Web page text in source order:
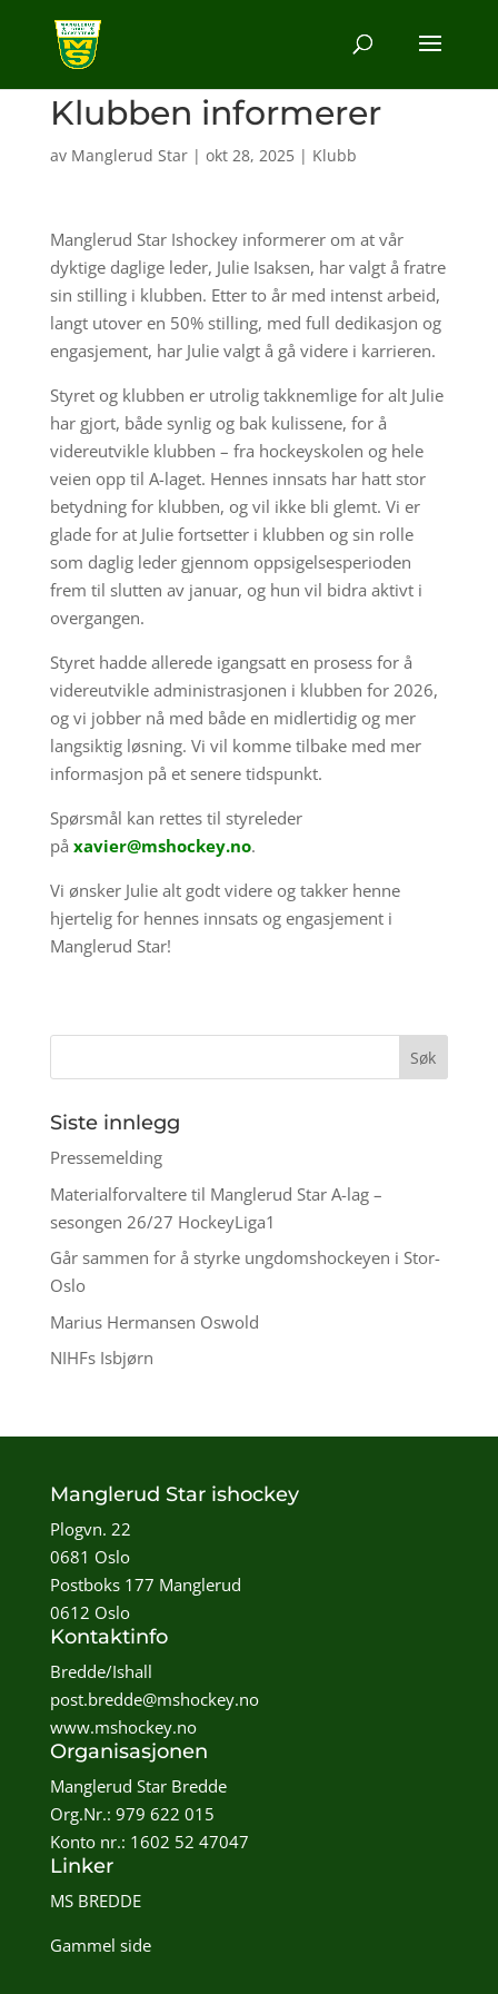
Klubben informerer
av Manglerud Star| okt 28, 2025| Klubb
Manglerud Star Ishockey informerer om at vår
dyktige daglige leder, Julie Isaksen, har valgt å fratre
sin stilling i klubben. Etter to år med intenst arbeid,
langt utover en 50% stilling, med full dedikasjon og
engasjement, har Julie valgt å gå videre i karrieren.
Styret og klubben er utrolig takknemlige for alt Julie
har gjort, både synlig og bak kulissene, for å
videreutvikle klubben – fra hockeyskolen og hele
veien opp til A-laget. Hennes innsats har hatt stor
betydning for klubben, og vil ikke bli glemt. Vi er
glade for at Julie fortsetter i klubben og sin rolle
som daglig leder gjennom oppsigelsesperioden
frem til slutten av januar, og hun vil bidra aktivt i
overgangen.
Styret hadde allerede igangsatt en prosess for å
videreutvikle administrasjonen i klubben for 2026,
og vi jobber nå med både en midlertidig og mer
langsiktig løsning. Vi vil komme tilbake med mer
informasjon på et senere tidspunkt.
Spørsmål kan rettes til styreleder
på xavier@mshockey.no.
Vi ønsker Julie alt godt videre og takker henne
hjertelig for hennes innsats og engasjement i
Manglerud Star!
Siste innlegg
Pressemelding
Materialforvaltere til Manglerud Star A-lag –
sesongen 26/27 HockeyLiga1
Går sammen for å styrke ungdomshockeyen i Stor-
Oslo
Marius Hermansen Oswold
NIHFs Isbjørn
Manglerud Star ishockey
Plogvn. 22
0681 Oslo
Postboks 177 Manglerud
0612 Oslo
Kontaktinfo
Bredde/Ishall
post.bredde@mshockey.no
www.mshockey.no
Organisasjonen
Manglerud Star Bredde
Org.Nr.: 979 622 015
Konto nr.: 1602 52 47047
Linker
MS BREDDE
Gammel side